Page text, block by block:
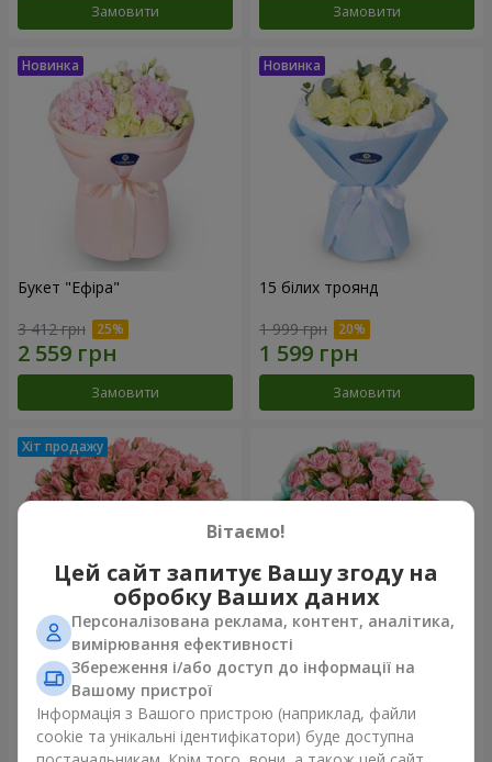
Замовити Замовити
Букет "Ефіра"
3 412 грн
Замовити
15 білих троянд
1 999 грн
Замовити
Квіти в коробці "Рожевий
оазис"
2 499 грн
Композиція "Балада про
маму"
2 074 грн
Вітаємо!
Цей сайт запитує Вашу згоду на
обробку Ваших даних
Персоналізована реклама, контент, аналітика,
вимірювання ефективності
Збереження і/або доступ до інформації на
Вашому пристрої
Інформація з Вашого пристрою (наприклад, файли
cookie та унікальні ідентифікатори) буде доступна